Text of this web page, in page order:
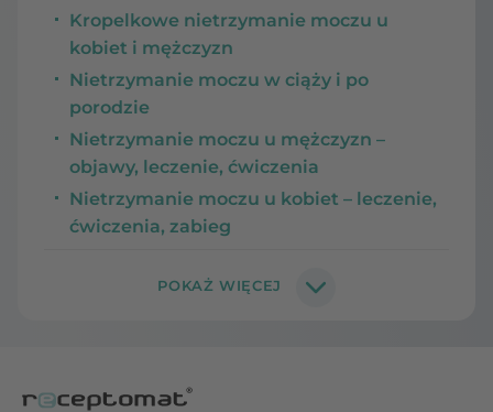
Kropelkowe nietrzymanie moczu u
kobiet i mężczyzn
Nietrzymanie moczu w ciąży i po
porodzie
Nietrzymanie moczu u mężczyzn –
objawy, leczenie, ćwiczenia
Nietrzymanie moczu u kobiet – leczenie,
ćwiczenia, zabieg